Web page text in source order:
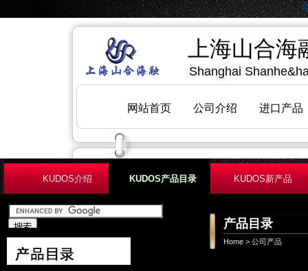
KUDOS介绍 KUDOS产品目录 KUDOS新产品
产品目录
Home > 公司产品